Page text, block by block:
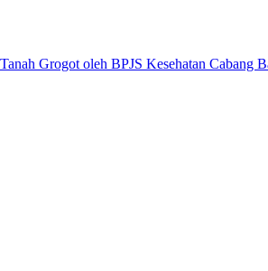
Grogot oleh BPJS Kesehatan Cabang